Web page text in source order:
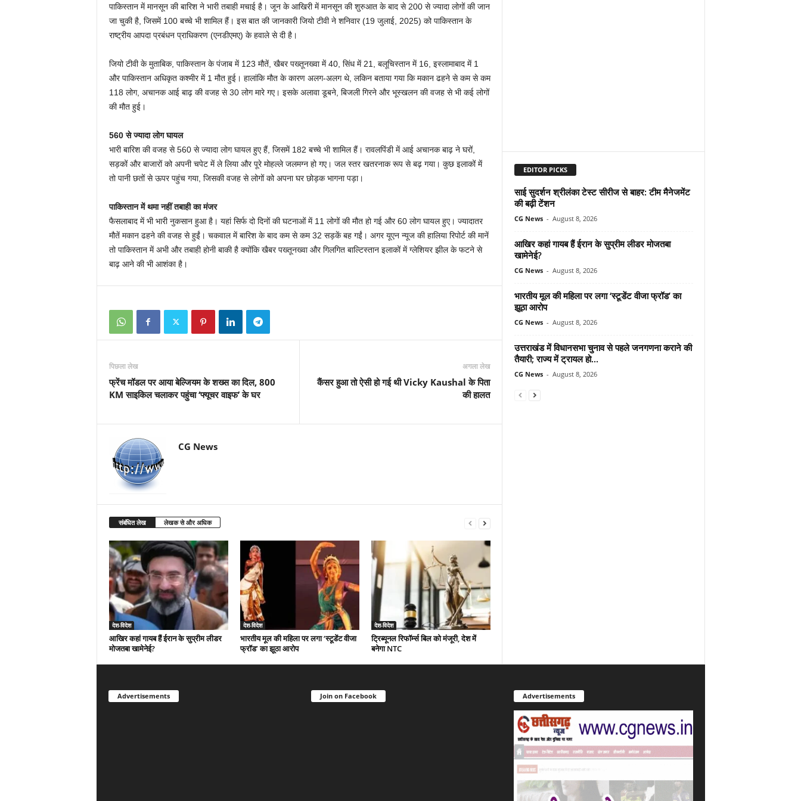
पाकिस्तान में मानसून की बारिश ने भारी तबाही मचाई है। जून के आखिरी में मानसून की शुरुआत के बाद से 200 से ज्यादा लोगों की जान
जा चुकी है, जिसमें 100 बच्चे भी शामिल हैं। इस बात की जानकारी जियो टीवी ने शनिवार (19 जुलाई, 2025) को पाकिस्तान के
राष्ट्रीय आपदा प्रबंधन प्राधिकरण (एनडीएमए) के हवाले से दी है।
जियो टीवी के मुताबिक, पाकिस्तान के पंजाब में 123 मौतें, खैबर पख्तूनख्वा में 40, सिंध में 21, बलूचिस्तान में 16, इस्लामाबाद में 1
और पाकिस्तान अधिकृत कश्मीर में 1 मौत हुई। हालांकि मौत के कारण अलग-अलग थे, लकिन बताया गया कि मकान ढहने से कम से कम
118 लोग, अचानक आई बाढ़ की वजह से 30 लोग मारे गए। इसके अलावा डूबने, बिजली गिरने और भूस्खलन की वजह से भी कई लोगों
की मौत हुई।
560 से ज्यादा लोग घायल
भारी बारिश की वजह से 560 से ज्यादा लोग घायल हुए हैं, जिसमें 182 बच्चे भी शामिल हैं। रावलपिंडी में आई अचानक बाढ़ ने घरों,
सड़कों और बाजारों को अपनी चपेट में ले लिया और पूरे मोहल्ले जलमग्न हो गए। जल स्तर खतरनाक रूप से बढ़ गया। कुछ इलाकों में
तो पानी छतों से ऊपर पहुंच गया, जिसकी वजह से लोगों को अपना घर छोड़क भागना पड़ा।
पाकिस्तान में थमा नहीं तबाही का मंजर
फैसलाबाद में भी भारी नुकसान हुआ है। यहां सिर्फ दो दिनों की घटनाओं में 11 लोगों की मौत हो गई और 60 लोग घायल हुए। ज्यादातर
मौतें मकान ढहने की वजह से हुईं। चकवाल में बारिश के बाद कम से कम 32 सड़कें बह गईं। अगर यूएन न्यूज की हालिया रिपोर्ट की मानें
तो पाकिस्तान में अभी और तबाही होनी बाकी है क्योंकि खैबर पख्तूनख्वा और गिलगित बाल्टिस्तान इलाकों में ग्लेशियर झील के फटने से
बाढ़ आने की भी आशंका है।
पिछला लेख
फ्रेंच मॉडल पर आया बेल्जियम के शख्स का दिल, 800
KM साइकिल चलाकर पहुंचा ‘फ्यूचर वाइफ’ के घर
अगला लेख
कैंसर हुआ तो ऐसी हो गई थी Vicky Kaushal के पिता
की हालत
CG News
संबंधित लेख लेखक से और अधिक
देश-विदेश
आखिर कहां गायब हैं ईरान के सुप्रीम लीडर
मोजतबा खामेनेई?
देश-विदेश
भारतीय मूल की महिला पर लगा ‘स्टूडेंट वीजा
फ्रॉड’ का झूठा आरोप
देश-विदेश
ट्रिब्यूनल रिफॉर्म्स बिल को मंजूरी, देश में
बनेगा NTC
EDITOR PICKS
साई सुदर्शन श्रीलंका टेस्ट सीरीज से बाहर: टीम मैनेजमेंट
की बढ़ी टेंशन
CG News - August 8, 2026
आखिर कहां गायब हैं ईरान के सुप्रीम लीडर मोजतबा
खामेनेई?
CG News - August 8, 2026
भारतीय मूल की महिला पर लगा ‘स्टूडेंट वीजा फ्रॉड’ का
झूठा आरोप
CG News - August 8, 2026
उत्तराखंड में विधानसभा चुनाव से पहले जनगणना कराने की
तैयारी; राज्य में ट्रायल हो...
CG News - August 8, 2026
Advertisements Join on Facebook Advertisements